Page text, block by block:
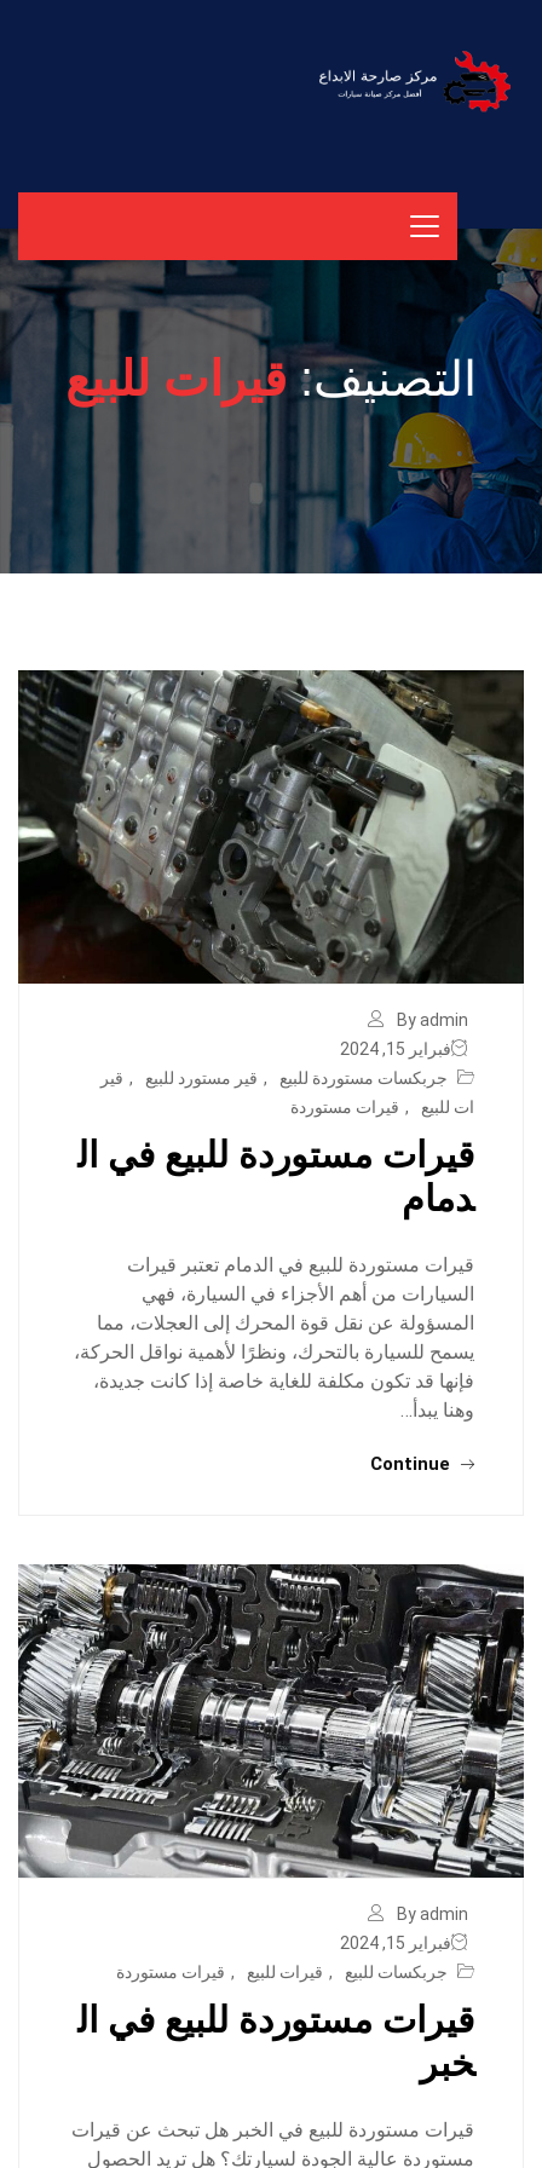
التصنيف: قيرات للبيع
By admin
فبراير 15, 2024
جربكسات مستوردة للبيع
, قير مستورد للبيع , قير
ات للبيع
, قيرات مستوردة
قيرات مستوردة للبيع في ال
دمام
قيرات مستوردة للبيع في الدمام تعتبر قيرات
السيارات من أهم الأجزاء في السيارة، فهي
المسؤولة عن نقل قوة المحرك إلى العجلات، مما
يسمح للسيارة بالتحرك، ونظرًا لأهمية نواقل الحركة،
فإنها قد تكون مكلفة للغاية خاصة إذا كانت جديدة،
وهنا يبدأ…
Continue
By admin
فبراير 15, 2024
جربكسات للبيع
, قيرات للبيع , قيرات مستوردة
قيرات مستوردة للبيع في ال
خبر
قيرات مستوردة للبيع في الخبر هل تبحث عن قيرات
مستوردة عالية الجودة لسيارتك؟ هل تريد الحصول